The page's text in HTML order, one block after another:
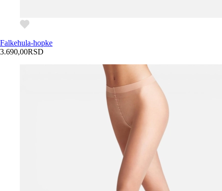
Falkehula-hopke
3.690,00RSD